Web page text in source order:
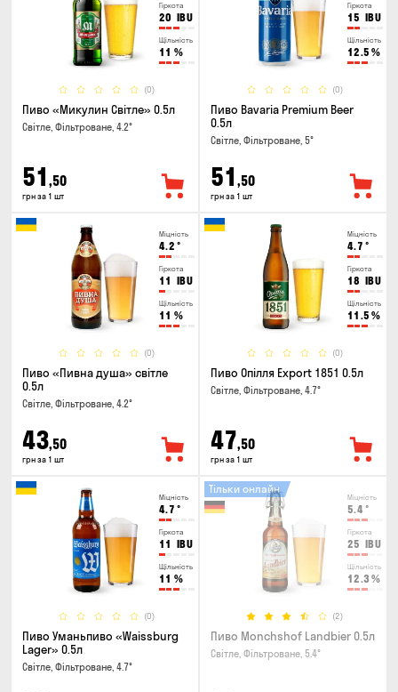
Гіркота
20 IBU
Щільність
11 %
(0)
Пиво «Микулин Світле» 0.5л
Світле, Фільтроване, 4.2°
51 ,50
грн за 1 шт
Гіркота
15 IBU
Щільність
12.5 %
(0)
Пиво Bavaria Premium Beer
0.5л
Світле, Фільтроване, 5°
51 ,50
грн за 1 шт
Міцність
4.2 °
Гіркота
11 IBU
Щільність
11 %
(0)
Пиво «Пивна душа» світле
0.5л
Світле, Фільтроване, 4.2°
43,50
грн за 1 шт
Міцність
4.7 °
Гіркота
18 IBU
Щільність
11.5 %
(0)
Пиво Опілля Export 1851 0.5л
Світле, Фільтроване, 4.7°
47,50
грн за 1 шт
Міцність
4.7 °
Гіркота
11 IBU
Щільність
11 %
(0)
Пиво Уманьпиво «Waissburg
Lager» 0.5л
Світле, Фільтроване, 4.7°
Міцність
5.4 °
Гіркота
25 IBU
Щільність
12.3 %
(2)
Тільки онлайн
Пиво Monchshof Landbier 0.5л
Світле, Фільтроване, 5.4°